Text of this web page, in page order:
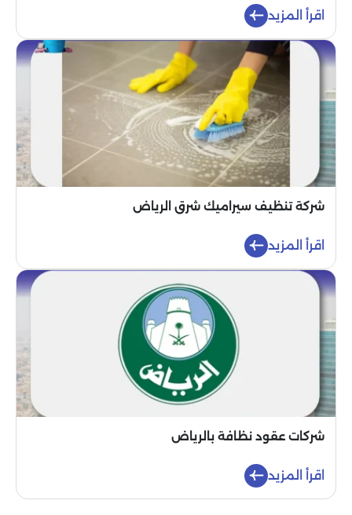
اقرأ المزيد
شركة تنظيف سيراميك شرق الرياض
اقرأ المزيد
شركات عقود نظافة بالرياض
اقرأ المزيد